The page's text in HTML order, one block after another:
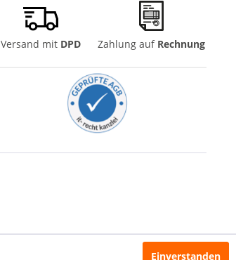
Versand mit DPD Zahlung auf Rechnung
Einverstanden